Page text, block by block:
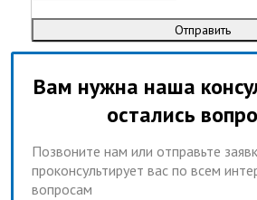
Отправить
Вам нужна наша
остались
Позвоните нам или отправьте
проконсультирует вас по всем
вопросам